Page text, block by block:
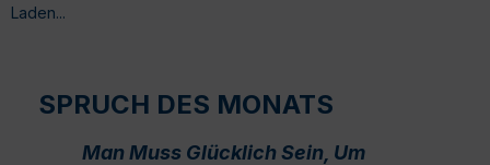
Laden...
SPRUCH DES MONATS
Man Muss Glücklich Sein, Um